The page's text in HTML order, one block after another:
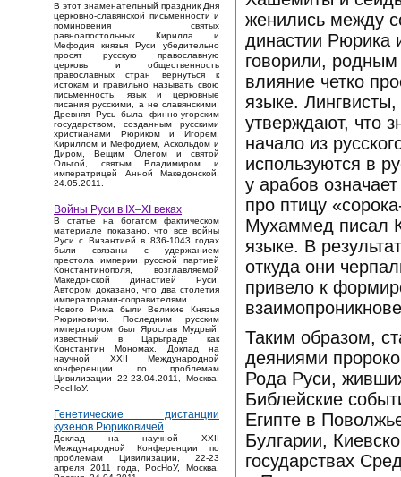
В этот знаменательный праздник Дня
церковно-славянской письменности и
поминовения святых
равноапостольных Кирилла и
Мефодия князья Руси убедительно
просят русскую православную
церковь и общественность
православных стран вернуться к
истокам и правильно называть свою
письменность, язык и церковные
писания русскими, а не славянскими.
Древняя Русь была финно-угорским
государством, созданным русскими
христианами Рюриком и Игорем,
Кириллом и Мефодием, Аскольдом и
Диром, Вещим Олегом и святой
Ольгой, святым Владимиром и
императрицей Анной Македонской.
24.05.2011.
Войны Руси в IX–XI веках
В статье на богатом фактическом
материале показано, что все войны
Руси с Византией в 836-1043 годах
были связаны с удержанием
престола империи русской партией
Константинополя, возглавляемой
Македонской династией Руси.
Автором доказано, что два столетия
императорами-соправителями
Нового Рима были Великие Князья
Рюриковичи. Последним русским
императором был Ярослав Мудрый,
известный в Царьграде как
Константин Мономах. Доклад на
научной XXII Международной
конференции по проблемам
Цивилизации 22-23.04.2011, Москва,
РосНоУ.
Генетические дистанции
кузенов Рюриковичей
Доклад на научной XXII
Международной Конференции по
проблемам Цивилизации, 22-23
апреля 2011 года, РосНоУ, Москва,
женились между
династии Рюрика
говорили,
влияние четко
языке.
утверждают, что
начало из
используются в
у арабов
про птицу
Мухаммед писал
языке. В
откуда они
привело к
Таким образом,
деяниями
Рода Руси,
Библейские
Египте в
Булгарии,
государствах